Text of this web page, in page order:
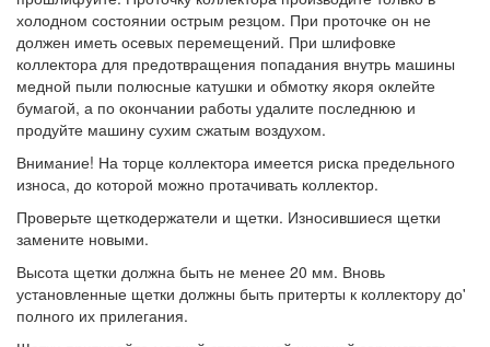
холодном состоянии острым резцом. При проточке он не
должен иметь осевых перемещений. При шлифовке
коллектора для предотвращения попадания внутрь машины
медной пыли полюсные катушки и обмотку якоря оклейте
бумагой, а по окончании работы удалите последнюю и
продуйте машину сухим сжатым воздухом.
Внимание! На торце коллектора имеется риска предельного
износа, до которой можно протачивать коллектор.
Проверьте щеткодержатели и щетки. Износившиеся щетки
замените новыми.
Высота щетки должна быть не менее 20 мм. Вновь
установленные щетки должны быть притерты к коллектору до'
полного их прилегания.